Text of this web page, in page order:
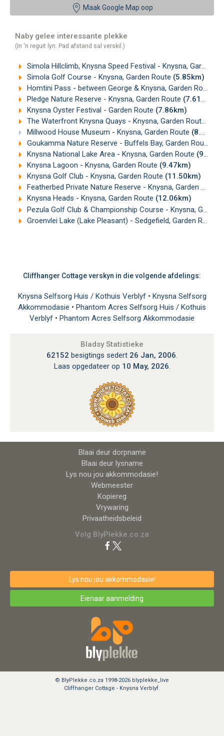
Maak Google Map oop
Naby gelee interessante plekke
(In 'n reguit lyn. Pad afstand sal verskil.)
Simola Hillclimb, Knysna Speed Festival - Knysna, Garden Route
Simola Golf Course - Knysna, Garden Route (5.85km)
Homtini Pass - between George & Knysna, Garden Route
Pledge Nature Reserve - Knysna, Garden Route (7.61km)
Knysna Oyster Festival - Garden Route (7.86km)
The Waterfront Knysna Quays - Knysna, Garden Route
Millwood House Museum - Knysna, Garden Route (8.42km)
Goukamma Nature Reserve - Buffels Bay, Garden Route
Knysna National Lake Area - Knysna, Garden Route (9.35km)
Knysna Lagoon - Knysna, Garden Route (9.47km)
Knysna Golf Club - Knysna, Garden Route (11.50km)
Featherbed Private Nature Reserve - Knysna, Garden Route
Knysna Heads - Knysna, Garden Route (12.06km)
Pezula Golf Club & Championship Course - Knysna, Garden Route
Groenvlei Lake (Lake Pleasant) - Sedgefield, Garden Route
Cliffhanger Cottage verskyn in die volgende afdelings:
Knysna Selfsorg Huis / Kothuis Verblyf • Knysna Selfsorg
Akkommodasie • Phantom Acres Selfsorg Huis / Kothuis
Verblyf • Phantom Acres Selfsorg Akkommodasie
Bladsy Statistieke
62152 besigtings sedert 26 Jan, 2006
Laas opgedateer op 10 May, 2026
Blaai deur dorpname
Blaai deur lysname
Lys nou jou akkommodasie!
Webmeester
Kopiereg
Vrywaring
Privaatheidsbeleid
Volg BlyPlekke.co.za
Lys nou jou akkommodasie!
Eienaar aanmelding
© BlyPlekke.co.za 1998-2026 blyplekke_live
Cliffhanger Cottage - Knysna Verblyf.